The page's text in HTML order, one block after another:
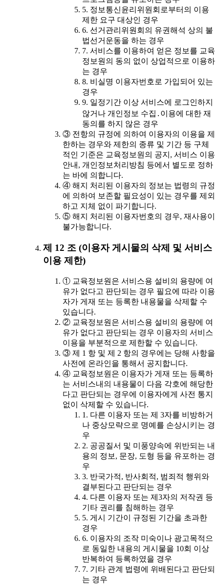
5. 정보통신윤리위원회로부터의 이용
제한 요구 대상인 경우
6. 선거관리위원회의 유권해석 상의 불
법선거운동을 하는 경우
7. 서비스를 이용하여 얻은 정보를 교육
정보원의 동의 없이 상업적으로 이용하
는 경우
8. 비실명 이용자번호로 가입되어 있는
경우
9. 일정기간 이상 서비스에 로그인하지
않거나 개인정보 수집․이용에 대한 재
동의를 하지 않은 경우
③ 전항의 규정에 의하여 이용자의 이용을 제
한하는 경우와 제한의 종류 및 기간 등 구체
적인 기준은 교육정보원의 공지, 서비스 이용
안내, 개인정보처리방침 등에서 별도로 정하
는 바에 의합니다.
④ 해지 처리된 이용자의 정보는 법령의 규정
에 의하여 보존할 필요성이 있는 경우를 제외
하고 지체 없이 파기합니다.
⑤ 해지 처리된 이용자번호의 경우, 재사용이
불가능합니다.
제 12 조 (이용자 게시물의 삭제 및 서비스
이용 제한)
① 교육정보원은 서비스용 설비의 용량에 여
유가 없다고 판단되는 경우 필요에 따라 이용
자가 게재 또는 등록한 내용물을 삭제할 수
있습니다.
② 교육정보원은 서비스용 설비의 용량에 여
유가 없다고 판단되는 경우 이용자의 서비스
이용을 부분적으로 제한할 수 있습니다.
③ 제 1 항 및 제 2 항의 경우에는 당해 사항을
사전에 온라인을 통해서 공지합니다.
④ 교육정보원은 이용자가 게재 또는 등록하
는 서비스내의 내용물이 다음 각호에 해당한
다고 판단되는 경우에 이용자에게 사전 통지
없이 삭제할 수 있습니다.
1. 다른 이용자 또는 제 3자를 비방하거
나 중상모략으로 명예를 손상시키는 경
우
2. 공공질서 및 미풍양속에 위반되는 내
용의 정보, 문장, 도형 등을 유포하는 경
우
3. 반국가적, 반사회적, 범죄적 행위와
결부된다고 판단되는 경우
4. 다른 이용자 또는 제3자의 저작권 등
기타 권리를 침해하는 경우
5. 게시 기간이 규정된 기간을 초과한
경우
6. 이용자의 조작 미숙이나 광고목적으
로 동일한 내용의 게시물을 10회 이상
반복하여 등록하였을 경우
7. 기타 관계 법령에 위배된다고 판단되
는 경우